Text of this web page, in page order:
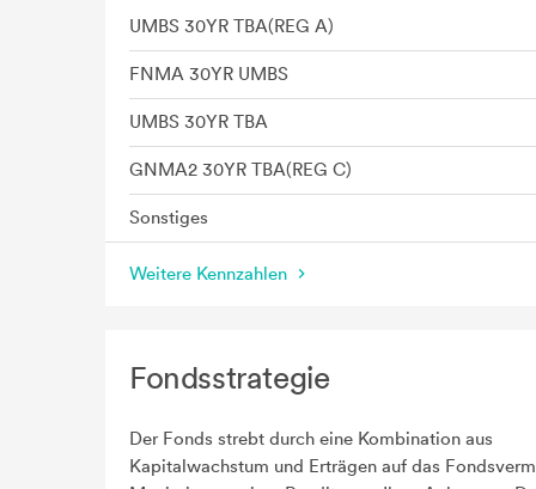
UMBS 30YR TBA(REG A)
FNMA 30YR UMBS
UMBS 30YR TBA
GNMA2 30YR TBA(REG C)
Sonstiges
Weitere Kennzahlen
Fondsstrategie
Der Fonds strebt durch eine Kombination aus
Kapitalwachstum und Erträgen auf das